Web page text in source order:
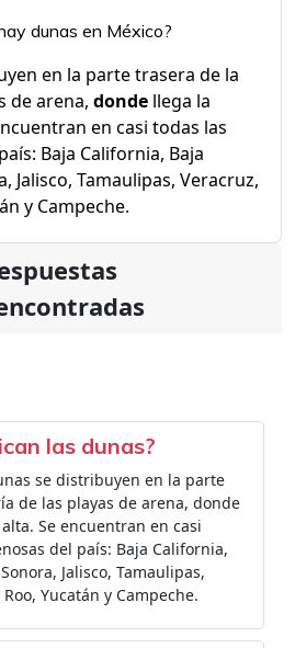
dunas en México?
en la parte trasera de la
de arena, donde llega la
en casi todas las
Baja California, Baja
Jalisco, Tamaulipas, Veracruz,
y Campeche.
las dunas?
se distribuyen en la parte
de las playas de arena, donde
Se encuentran en casi
del país: Baja California,
Jalisco, Tamaulipas,
Yucatán y Campeche.